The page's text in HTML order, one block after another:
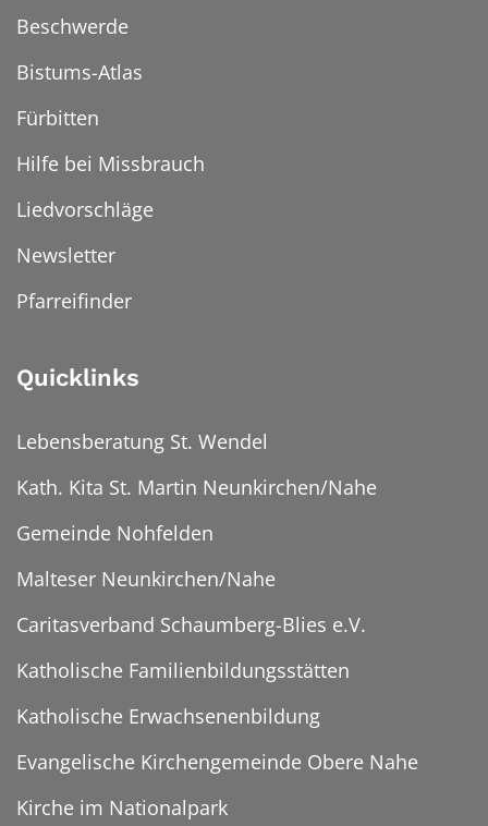
Beschwerde
Bistums-Atlas
Fürbitten
Hilfe bei Missbrauch
Liedvorschläge
Newsletter
Pfarreifinder
Quicklinks
Lebensberatung St. Wendel
Kath. Kita St. Martin Neunkirchen/Nahe
Gemeinde Nohfelden
Malteser Neunkirchen/Nahe
Caritasverband Schaumberg-Blies e.V.
Katholische Familienbildungsstätten
Katholische Erwachsenenbildung
Evangelische Kirchengemeinde Obere Nahe
Kirche im Nationalpark